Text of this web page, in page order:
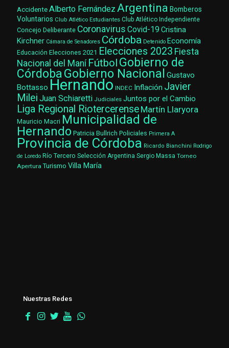
AccidenteAlberto Fernández Argentina Bomberos
Voluntarios Club Atlético Estudiantes Club Atlético Independiente
Concejo Deliberante Coronavirus Covid-19 Cristina
Kirchner Cámara de Senadores Córdoba Detenido Economía
Educación Elecciones 2021 Elecciones 2023 Fiesta
Nacional del Maní Fútbol Gobierno de
CórdobaGobierno Nacional Gustavo
Bottasso Hernando INDEC Inflación Javier
Milei Juan Schiaretti Judiciales Juntos por el Cambio
Liga Regional Riotercerense Martín Llaryora
Mauricio Macri Municipalidad de
Hernando Patricia Bullrich Policiales Primera A
Provincia de Córdoba Ricardo Bianchini Rodrigo
de Loredo Río Tercero Selección Argentina Sergio Massa Torneo
Apertura Turismo Villa María
Nuestras Redes